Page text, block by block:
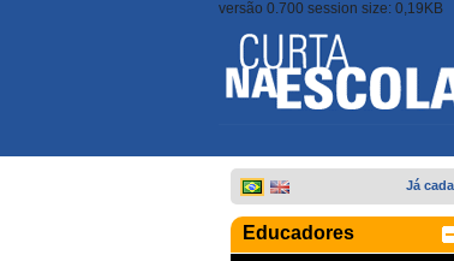
versão 0.700 session size: 0,19KB
Já
Educadores